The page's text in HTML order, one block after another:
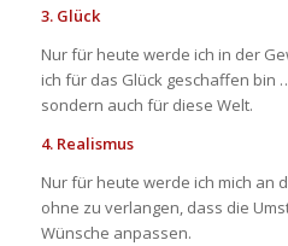
3. Glück
Nur für heute werde ich in der
ich für das Glück geschaffen bin
sondern auch für diese Welt.
4. Realismus
Nur für heute werde ich mich an
ohne zu verlangen, dass die
Wünsche anpassen.